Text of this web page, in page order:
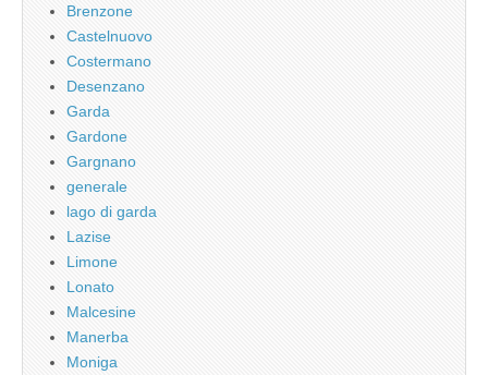
Brenzone
Castelnuovo
Costermano
Desenzano
Garda
Gardone
Gargnano
generale
lago di garda
Lazise
Limone
Lonato
Malcesine
Manerba
Moniga